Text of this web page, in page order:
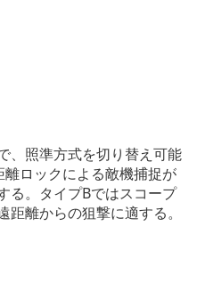
、照準方式を切り替え可能
ロックによる敵機捕捉が
る。タイプBではスコープ
離からの狙撃に適する。